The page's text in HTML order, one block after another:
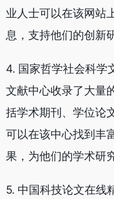
业人士可以在该网站
息，支持他们的创新
4. 国家哲学社会科学
文献中心收录了大量
括学术期刊、学位论
可以在该中心找到丰
果，为他们的学术研
5. 中国科技论文在线